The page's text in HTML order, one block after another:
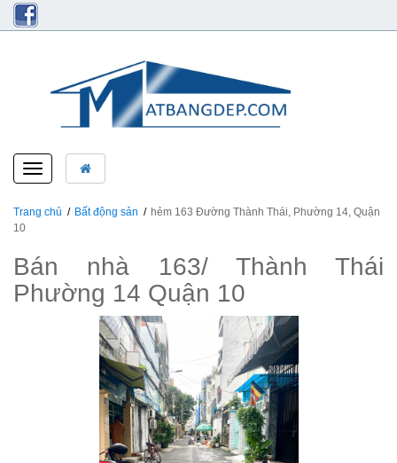
Toggle
navigation
Trang chủ Bất động sản
hẻm 163 Đường Thành Thái, Phường 14, Quận
10
Bán nhà 163/ Thành Thái
Phường 14 Quận 10